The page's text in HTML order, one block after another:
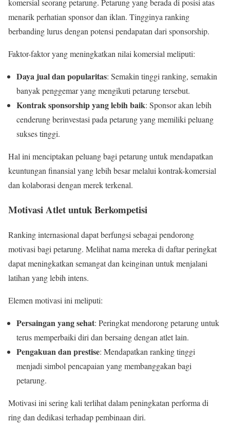
komersial seorang petarung. Petarung yang berada di posisi atas
menarik perhatian sponsor dan iklan. Tingginya ranking
berbanding lurus dengan potensi pendapatan dari sponsorship.
Faktor-faktor yang meningkatkan nilai komersial meliputi:
Daya jual dan popularitas: Semakin tinggi ranking, semakin
banyak penggemar yang mengikuti petarung tersebut.
Kontrak sponsorship yang lebih baik: Sponsor akan lebih
cenderung berinvestasi pada petarung yang memiliki peluang
sukses tinggi.
Hal ini menciptakan peluang bagi petarung untuk mendapatkan
keuntungan finansial yang lebih besar melalui kontrak-komersial
dan kolaborasi dengan merek terkenal.
Motivasi Atlet untuk Berkompetisi
Ranking internasional dapat berfungsi sebagai pendorong
motivasi bagi petarung. Melihat nama mereka di daftar peringkat
dapat meningkatkan semangat dan keinginan untuk menjalani
latihan yang lebih intens.
Elemen motivasi ini meliputi:
Persaingan yang sehat: Peringkat mendorong petarung untuk
terus memperbaiki diri dan bersaing dengan atlet lain.
Pengakuan dan prestise: Mendapatkan ranking tinggi
menjadi simbol pencapaian yang membanggakan bagi
petarung.
Motivasi ini sering kali terlihat dalam peningkatan performa di
ring dan dedikasi terhadap pembinaan diri.